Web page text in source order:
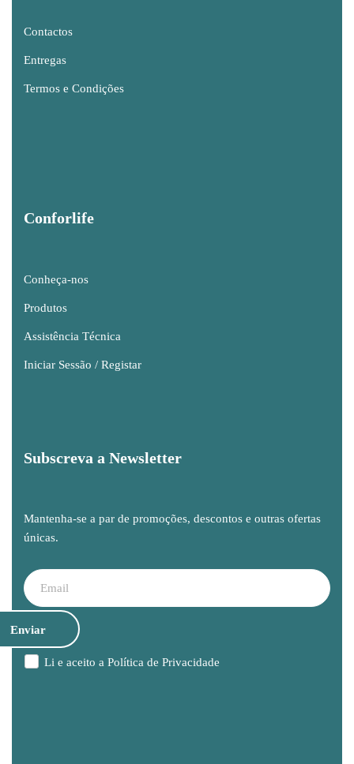
Contactos
Entregas
Termos e Condições
Conforlife
Conheça-nos
Produtos
Assistência Técnica
Iniciar Sessão / Registar
Subscreva a Newsletter
Mantenha-se a par de promoções, descontos e outras ofertas
únicas.
Li e aceito a Política de Privacidade